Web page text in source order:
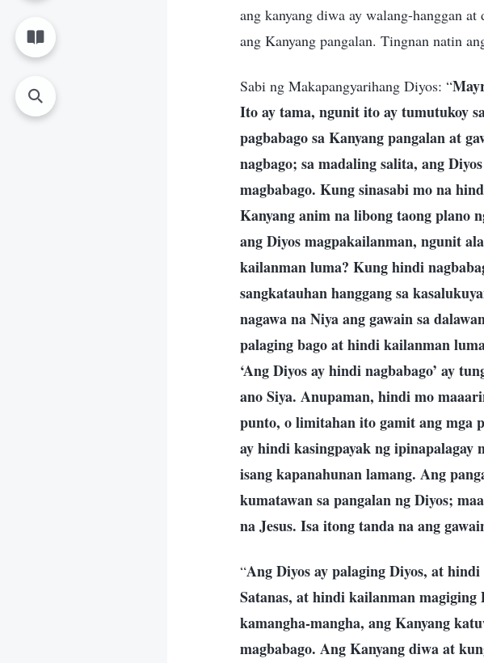
ang kanyang diwa ay walang-hanggan
ang Kanyang pangalan. Tingnan natin
Sabi ng Makapangyarihang Diyos: “
Ito ay tama, ngunit ito ay tumutukoy
pagbabago sa Kanyang pangalan at
nagbago; sa madaling salita, ang
magbabago. Kung sinasabi mo na
Kanyang anim na libong taong plano
ang Diyos magpakailanman, ngunit
kailanman luma? Kung hindi
sangkatauhan hanggang sa
nagawa na Niya ang gawain sa
palaging bago at hindi kailanman
‘Ang Diyos ay hindi nagbabago’ ay
ano Siya. Anupaman, hindi mo
punto, o limitahan ito gamit ang mga
ay hindi kasingpayak ng ipinapalagay
isang kapanahunan lamang. Ang
kumatawan sa pangalan ng Diyos;
na Jesus. Isa itong tanda na ang
“Ang Diyos ay palaging Diyos, at
Satanas, at hindi kailanman
kamangha-mangha, ang Kanyang
magbabago. Ang Kanyang diwa at